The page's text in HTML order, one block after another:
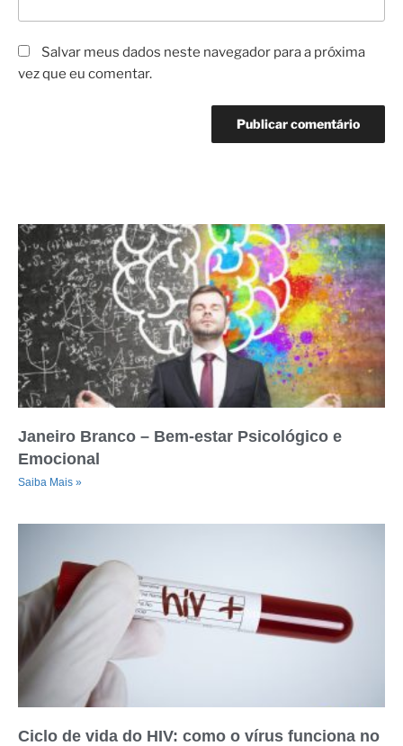
Salvar meus dados neste navegador para a próxima
vez que eu comentar.
Janeiro Branco – Bem-estar Psicológico e
Emocional
Saiba Mais »
Ciclo de vida do HIV: como o vírus funciona no